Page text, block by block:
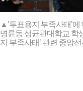
▲'투표용지 부족사태'에
명륜동 성균관대학교 학
지 부족사태' 관련 중앙